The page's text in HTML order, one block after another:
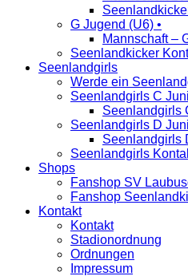
G Jugend (U6) •
Mannschaft –
Seenlandkicker
Seenlandgirls
Werde ein
Seenlandgirls C
Seenlandgirls
Seenlandgirls D
Seenlandgirls
Seenlandgirls
Shops
Fanshop SV
Fanshop
Kontakt
Kontakt
Stadionordnung
Ordnungen
Impressum